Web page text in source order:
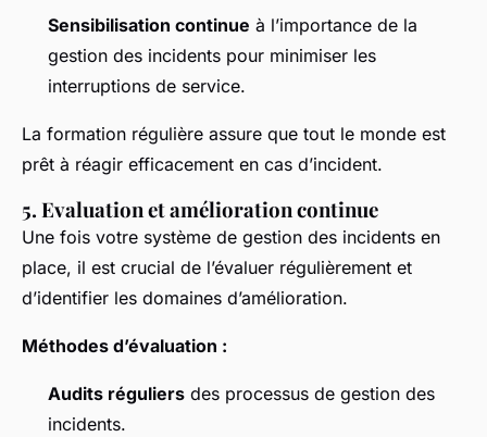
Sensibilisation continue à l’importance de la
gestion des incidents pour minimiser les
interruptions de service.
La formation régulière assure que tout le monde est
prêt à réagir efficacement en cas d’incident.
5. Evaluation et amélioration continue
Une fois votre système de gestion des incidents en
place, il est crucial de l’évaluer régulièrement et
d’identifier les domaines d’amélioration.
Méthodes d’évaluation :
Audits réguliers des processus de gestion des
incidents.